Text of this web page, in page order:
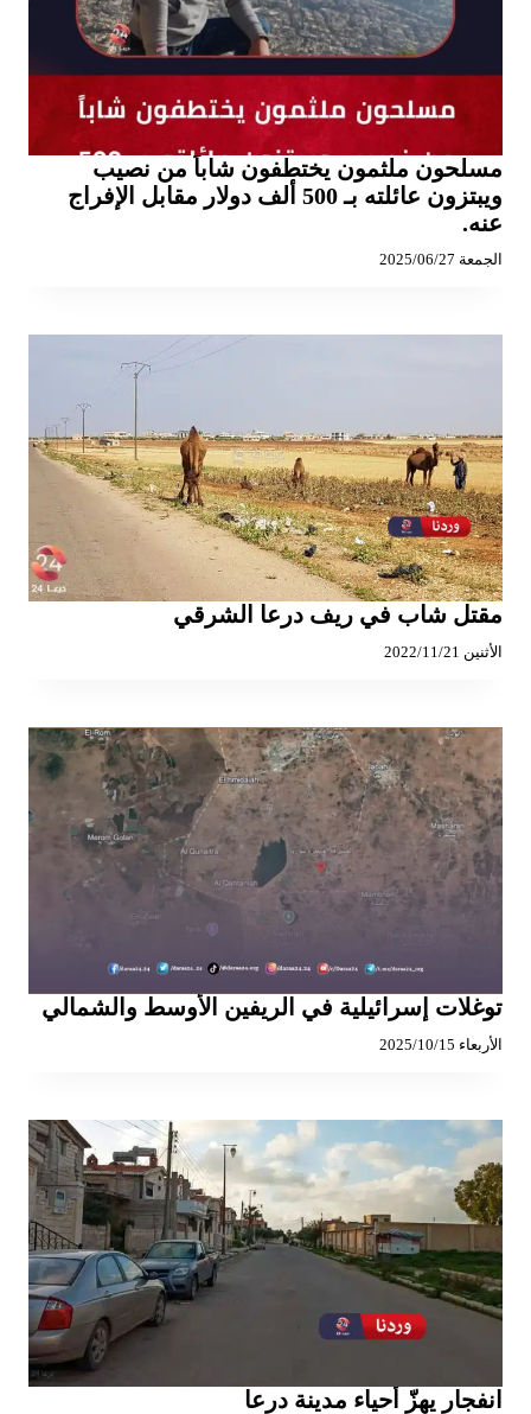
مسلحون ملثمون يختطفون شاباً من نصيب
ويبتزون عائلته بـ 500 ألف دولار مقابل الإفراج
عنه.
الجمعة 2025/06/27
مقتل شاب في ريف درعا الشرقي
الأثنين 2022/11/21
توغلات إسرائيلية في الريفين الأوسط والشمالي
الأربعاء 2025/10/15
انفجار يهزّ أحياء مدينة درعا